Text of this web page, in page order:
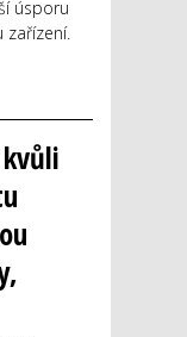
úsporu
zařízení.